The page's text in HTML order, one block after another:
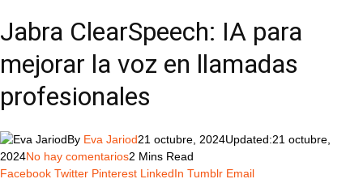
Jabra ClearSpeech: IA para
mejorar la voz en llamadas
profesionales
By Eva Jariod21 octubre, 2024Updated:21 octubre,
2024No hay comentarios2 Mins Read
Facebook Twitter Pinterest LinkedIn Tumblr Email